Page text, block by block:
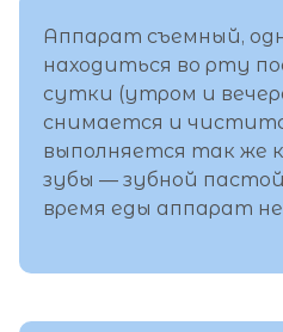
Аппарат съемный,
находиться во рту
сутки (утром и
снимается и
выполняется так же
зубы — зубной
время еды аппарат